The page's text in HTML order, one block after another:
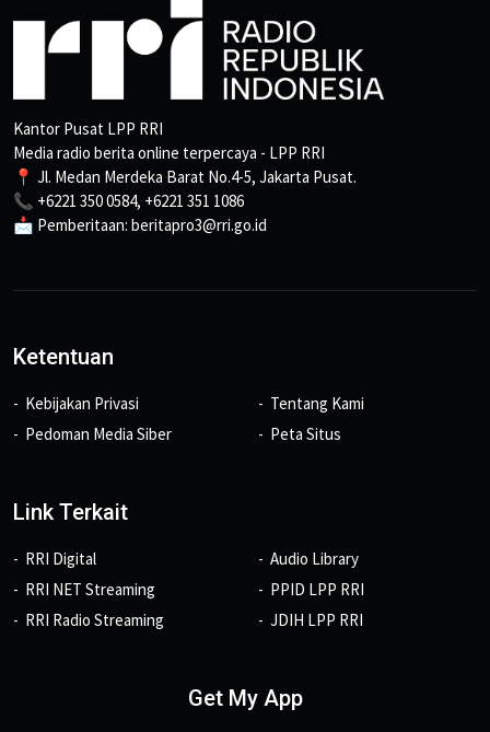
Kantor Pusat LPP RRI
Media radio berita online terpercaya - LPP RRI
📍 Jl. Medan Merdeka Barat No.4-5, Jakarta Pusat.
📞 +6221 350 0584, +6221 351 1086
📩 Pemberitaan: beritapro3@rri.go.id
Ketentuan
Kebijakan Privasi
Pedoman Media Siber
Tentang Kami
Peta Situs
Link Terkait
RRI Digital
RRI NET Streaming
RRI Radio Streaming
Audio Library
PPID LPP RRI
JDIH LPP RRI
Get My App